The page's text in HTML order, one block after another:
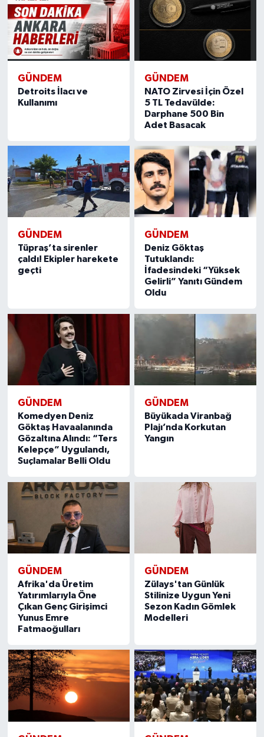
GÜNDEM
Detroits İlacı ve
Kullanımı
GÜNDEM
NATO Zirvesi İçin Özel
5 TL Tedavülde:
Darphane 500 Bin
Adet Basacak
GÜNDEM
Tüpraş’ta sirenler
çaldı! Ekipler harekete
geçti
GÜNDEM
Deniz Göktaş
Tutuklandı:
İfadesindeki “Yüksek
Gelirli” Yanıtı Gündem
Oldu
GÜNDEM
Komedyen Deniz
Göktaş Havaalanında
Gözaltına Alındı: “Ters
Kelepçe” Uygulandı,
Suçlamalar Belli Oldu
GÜNDEM
Büyükada Viranbağ
Plajı’nda Korkutan
Yangın
GÜNDEM
Afrika'da Üretim
Yatırımlarıyla Öne
Çıkan Genç Girişimci
Yunus Emre
Fatmaoğulları
GÜNDEM
Zülays'tan Günlük
Stilinize Uygun Yeni
Sezon Kadın Gömlek
Modelleri